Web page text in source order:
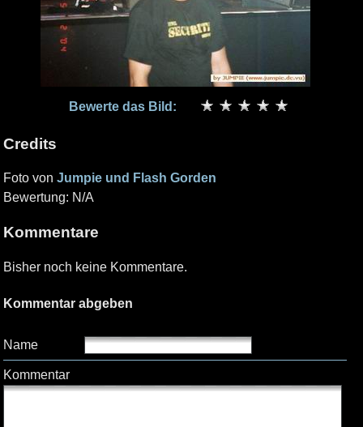
Bewerte das Bild:
Credits
Foto von Jumpie und Flash Gorden
Bewertung: N/A
Kommentare
Bisher noch keine Kommentare.
Kommentar abgeben
Name
Kommentar